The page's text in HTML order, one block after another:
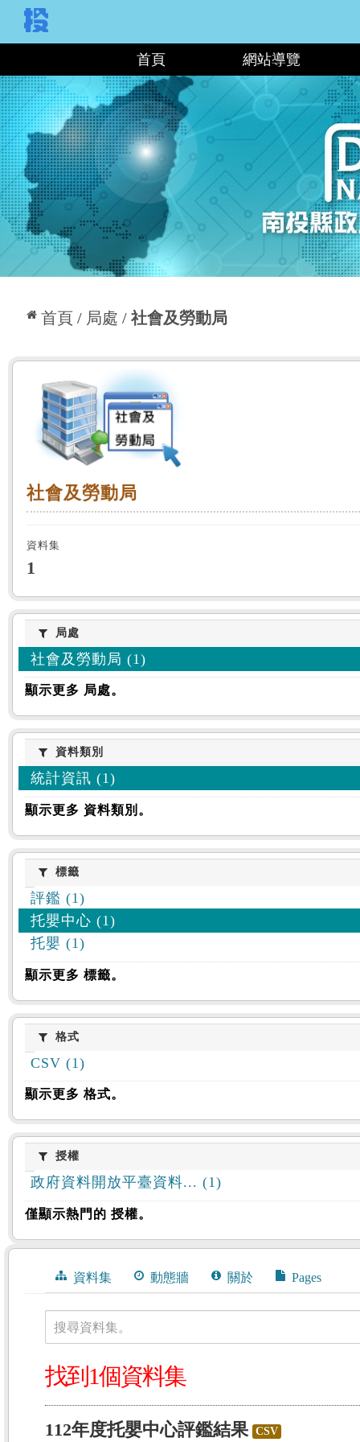
首頁 網站導覽
首頁 局處 社會及勞動局
::: 社會及勞動局
社會及勞動局
資料集
1
局處局處
社會及勞動局 (1)
顯示更多 局處。
資料類別
資料類別
統計資訊 (1)
顯示更多 資料類別。
標籤標籤
評鑑 (1)
托嬰中心 (1)
托嬰 (1)
顯示更多 標籤。
格式格式
CSV (1)
顯示更多 格式。
授權授權
政府資料開放平臺資料... (1)
僅顯示熱門的 授權。
資料集 動態牆 關於 Pages
搜尋資料集。
找到1個資料集
112年度托嬰中心評鑑結果 CSV